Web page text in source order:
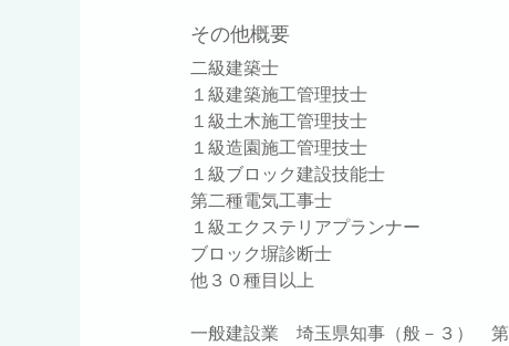
その他概要
二級建築士
１級建築施工管理技士
１級土木施工管理技士
１級造園施工管理技士
１級ブロック建設技能士
第二種電気工事士
１級エクステリアプランナー
ブロック塀診断士
他３０種目以上
一般建設業 埼玉県知事（般－３） 第